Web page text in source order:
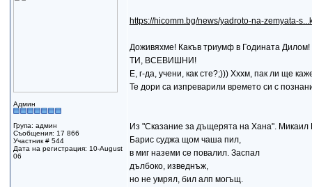
Админ
Група: админ
Съобщения: 17 866
Участник # 544
Дата на регистрация: 10-August
06
https://hicomm.bg/news/yadroto-na-zemyata-
Доживяхме! Какъв триумф в Годината
ТИ, ВСЕВИШНИ!
Е, г-да, учени, как сте?;))) Хххм, пак ли ще
Те дори са изпреварили времето си с
Из "Сказание за дъщерята на Хана". Микаил
Барис суджа щом чаша пил,
в миг наземи се повалил. Заспал
дълбоко, изведнъж,
но не умрял, бил алп могъщ.